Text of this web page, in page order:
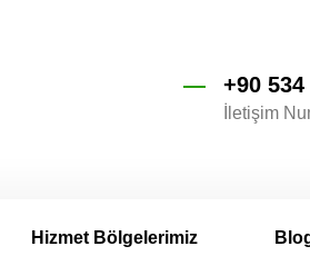
+90
İletişim
Hizmet Bölgelerimiz